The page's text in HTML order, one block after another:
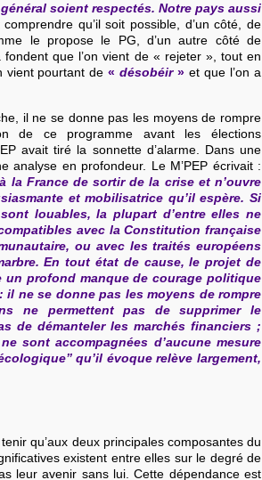
soient respectés. Notre pays aussi
qu’il soit possible, d’un côté, de
le propose le PG, d’un autre côté de
que l’on vient de « rejeter », tout en
vient pourtant de«désobéir»et que l’on a
il ne se donne pas les moyens de rompre
de ce programme avant les élections
avait tiré la sonnette d’alarme. Dans une
en profondeur. Le M’PEP écrivait :
la France de sortir de la crise et n’ouvre
et mobilisatrice qu’il espère. Si
louables, la plupart d’entre elles ne
avec la Constitution française
ou avec les traités européens
En tout état de cause, le projet de
un profond manque de courage politique
ne se donne pas les moyens de rompre
ne permettent pas de supprimer le
de démanteler les marchés financiers ;
sont accompagnées d’aucune mesure
qu’il évoque relève largement,
qu’aux deux principales composantes du
existent entre elles sur le degré de
leur avenir sans lui. Cette dépendance est